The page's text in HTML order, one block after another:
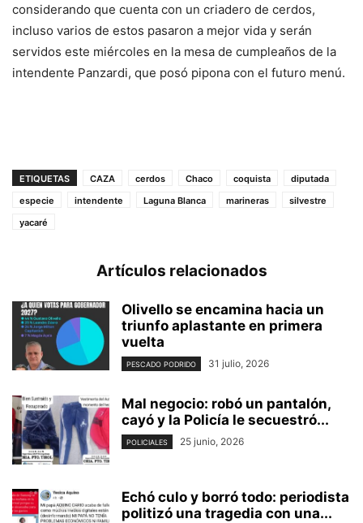
considerando que cuenta con un criadero de cerdos,
incluso varios de estos pasaron a mejor vida y serán
servidos este miércoles en la mesa de cumpleaños de la
intendente Panzardi, que posó pipona con el futuro menú.
ETIQUETAS CAZA cerdos Chaco coquista
diputada
especie
intendente Laguna Blanca marineras
silvestre
yacaré
Artículos relacionados
Olivello se encamina hacia un
triunfo aplastante en primera
vuelta
PESCADO PODRIDO 31 julio, 2026
Mal negocio: robó un pantalón,
cayó y la Policía le secuestró...
POLICIALES 25 junio, 2026
Echó culo y borró todo: periodista
politizó una tragedia con una...